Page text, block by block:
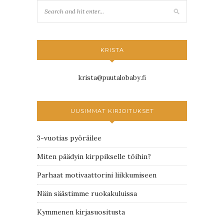
KRISTA
krista@puutalobaby.fi
UUSIMMAT KIRJOITUKSET
3-vuotias pyöräilee
Miten päädyin kirppikselle töihin?
Parhaat motivaattorini liikkumiseen
Näin säästimme ruokakuluissa
Kymmenen kirjasuositusta